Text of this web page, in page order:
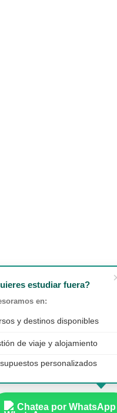
estudiar fuera?
en:
y destinos disponibles
de viaje y alojamiento
personalizados
Chatea por WhatsApp